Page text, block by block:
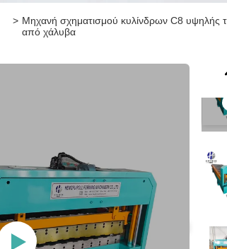
> Μηχανή σχηματισμού κυλίνδρων C8 υψηλής
από χάλυβα